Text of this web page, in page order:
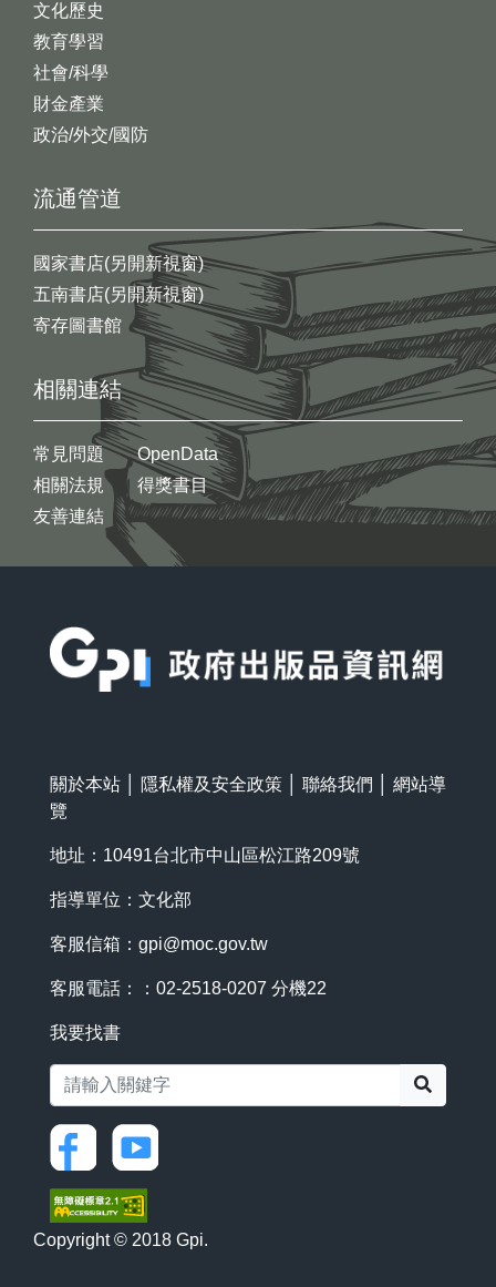
文化歷史
教育學習
社會/科學
財金產業
政治/外交/國防
流通管道
國家書店(另開新視窗)
五南書店(另開新視窗)
寄存圖書館
相關連結
常見問題
相關法規
友善連結
OpenData
得獎書目
關於本站 隱私權及安全政策 聯絡我們
網站導
覽
地址：10491台北市中山區松江路209號
指導單位：文化部
客服信箱： gpi@moc.gov.tw
客服電話：：02-2518-0207 分機22
我要找書
Copyright © 2018 Gpi.